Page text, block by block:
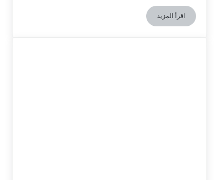
اقرأ المزيدكل شيء عن الذاكرة